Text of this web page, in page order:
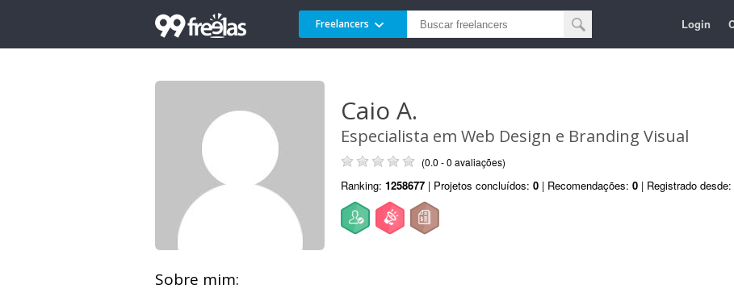
Freelancers Login
Caio A.
Especialista em Web Design e Branding Visual
(0.0 - 0 avaliações)
Ranking: 1258677 | Projetos concluídos: 0 | Recomendações: 0 | Registrado desde:
Sobre mim: